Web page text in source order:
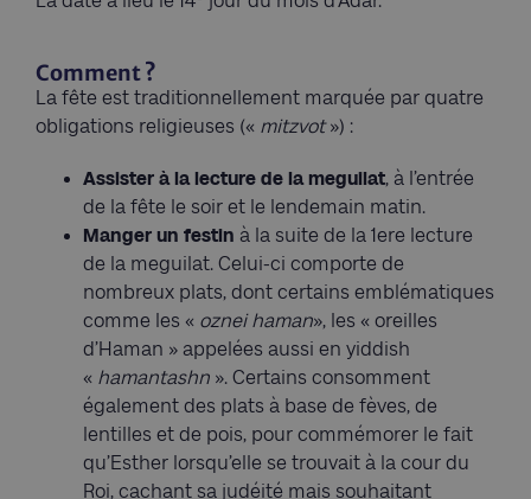
Comment ?
La fête est traditionnellement marquée par quatre
obligations religieuses (« mitzvot») :
Assister à la lecture de la meguilat, à l’entrée
de la fête le soir et le lendemain matin.
Manger un festin à la suite de la 1ere lecture
de la meguilat. Celui-ci comporte de
nombreux plats, dont certains emblématiques
comme les « oznei haman», les « oreilles
d’Haman » appelées aussi en yiddish
« hamantashn ». Certains consomment
également des plats à base de fèves, de
lentilles et de pois, pour commémorer le fait
qu’Esther lorsqu’elle se trouvait à la cour du
Roi, cachant sa judéité mais souhaitant